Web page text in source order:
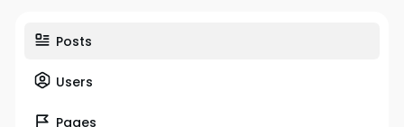
Posts
Users
Pages